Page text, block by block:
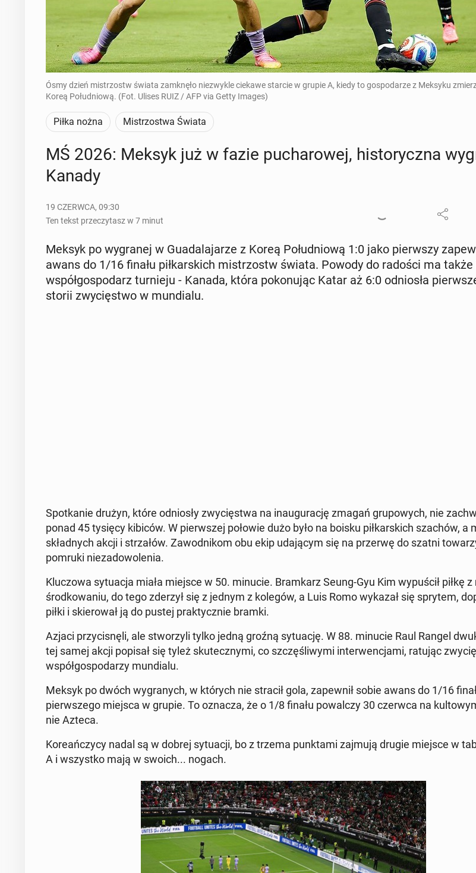
Ósmy dzień mistrzostw świata zamknęło niezwykle ciekawe starcie w grupie A, kiedy to gospodarze z Meksyku
Koreą Południową. (Fot. Ulises RUIZ / AFP via Getty Images)
Piłka nożna Mistrzostwa Świata
MŚ 2026: Meksyk już w fazie pu­cha­ro­wej, hi­sto­rycz­na
Kanady
19 CZERWCA, 09:30
Ten tekst przeczytasz w 7 minut
Meksyk po wy­gra­nej w Gu­ada­la­ja­rze z Koreą Po­łu­dnio­wą 1:0 jako pierw­szy
awans do 1/16 finału pił­kar­skich mi­strzostw świata. Powody do radości ma także
współ­go­spo­darz tur­nie­ju - Kanada, która po­ko­nu­jąc Katar aż 6:0 od­nio­sła
sto­rii zwy­cię­stwo w mun­dia­lu.
Spo­tka­nie drużyn, które od­nio­sły zwy­cię­stwa na in­au­gu­ra­cję zmagań gru­po­wych, nie
ponad 45 tysięcy kibiców. W pierw­szej połowie dużo było na boisku pił­kar­skich szachów, a
skład­nych akcji i strza­łów. Za­wod­ni­kom obu ekip uda­ją­cym się na przerwę do szatni
pomruki nie­za­do­wo­le­nia.
Klu­czo­wa sy­tu­acja miała miejsce w 50. minucie. Bram­karz Seung-Gyu Kim wy­pu­ścił piłkę
środ­ko­wa­niu, do tego zderzył się z jednym z kolegów, a Luis Romo wykazał się sprytem,
piłki i skie­ro­wał ją do pustej prak­tycz­nie bramki.
Azjaci przy­ci­snę­li, ale stwo­rzy­li tylko jedną groźną sy­tu­ację. W 88. minucie Raul Rangel
tej samej akcji popisał się tyleż sku­tecz­ny­mi, co szczę­śli­wy­mi in­ter­wen­cja­mi, ratując
współ­go­spo­da­rzy mun­dia­lu.
Meksyk po dwóch wy­gra­nych, w których nie stracił gola, za­pew­nił sobie awans do 1/16
pierw­sze­go miejsca w grupie. To oznacza, że o 1/8 finału po­wal­czy 30 czerwca na
nie Azteca.
Ko­re­ań­czy­cy nadal są w dobrej sy­tu­acji, bo z trzema punk­ta­mi zajmują drugie miejsce w
A i wszyst­ko mają w swoich... nogach.